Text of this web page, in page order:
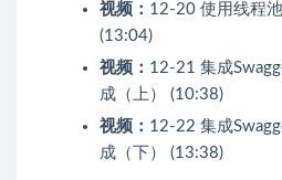
视频： 12-20 使用线程
(13:04)
视频： 12-21 集成
成（上） (10:38)
视频： 12-22 集成
成（下） (13:38)